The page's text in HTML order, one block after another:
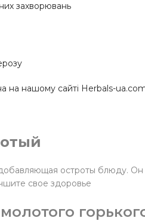
захворювань
нашому сайті Herbals-
остроты блюду.
свое здоровье